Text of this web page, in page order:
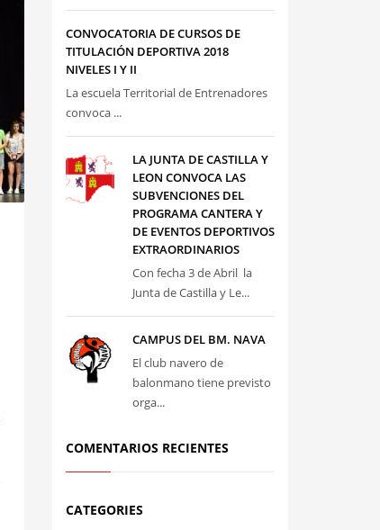
CONVOCATORIA DE CURSOS DE
TITULACIÓN DEPORTIVA 2018
NIVELES I Y II
La escuela Territorial de Entrenadores
convoca ...
LA JUNTA DE CASTILLA Y
LEON CONVOCA LAS
SUBVENCIONES DEL
PROGRAMA CANTERA Y
DE EVENTOS DEPORTIVOS
EXTRAORDINARIOS
Con fecha 3 de Abril la
Junta de Castilla y Le...
CAMPUS DEL BM. NAVA
El club navero de
balonmano tiene previsto
orga...
COMENTARIOS RECIENTES
CATEGORIES